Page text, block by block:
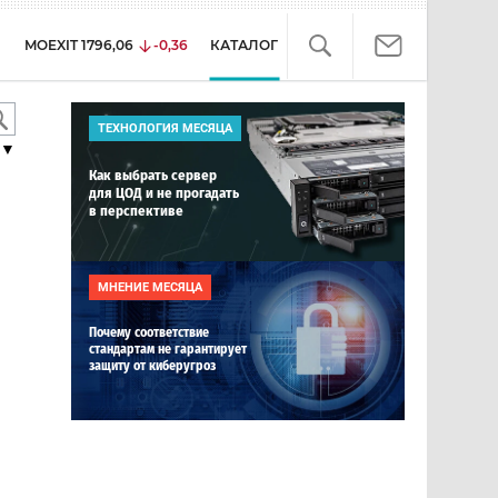
MOEXIT 1796,06 -0,36 КАТАЛОГ
▼
ТЕХНОЛОГИЯ МЕСЯЦА
Как выбрать сервер
для ЦОД и не прогадать
в перспективе
МНЕНИЕ МЕСЯЦА
Почему соответствие
стандартам не гарантирует
защиту от киберугроз